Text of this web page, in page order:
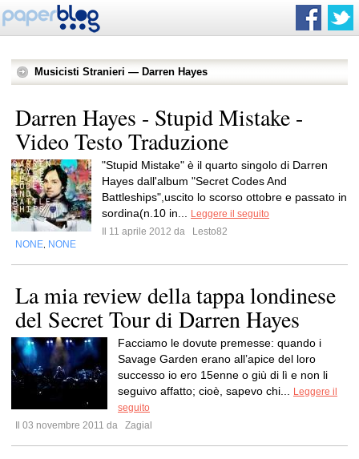
Musicisti Stranieri — Darren Hayes
Darren Hayes - Stupid Mistake -
Video Testo Traduzione
"Stupid Mistake" è il quarto singolo di Darren
Hayes dall'album "Secret Codes And
Battleships",uscito lo scorso ottobre e passato in
sordina(n.10 in...
Leggere il seguito
Il 11 aprile 2012 da
Lesto82
NONE NONE
La mia review della tappa londinese
del Secret Tour di Darren Hayes
Facciamo le dovute premesse: quando i
Savage Garden erano all’apice del loro
successo io ero 15enne o giù di lì e non li
seguivo affatto; cioè, sapevo chi...
Leggere il
seguito
Il 03 novembre 2011 da
Zagial